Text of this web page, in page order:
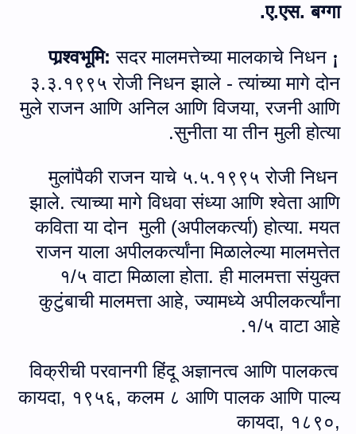
ए.एस. बग्गा.
¡
सदरमालमत्तेच्‍या मालकाचे निधन
३.३.१९९५ रोजी निधन झाले - त्यांच्या मागे दोन
मुले राजन आणि अनिल आणि विजया,रजनी आणि
सुनीता या तीन मुली होत्या.
मुलांपैकी राजन याचे ५.५.१९९५ रोजी निधन
झाले. त्याच्या मागे विधवा संध्या आणि श्वेता आणि
कविता या दोन मुली (अपीलकर्त्या) होत्या. मयत
राजन याला अपीलकर्त्यांना मिळालेल्या मालमत्तेत
१/५ वाटा मिळाला होता. ही मालमत्ता संयुक्त
कुटुंबाची मालमत्ता आहे, ज्यामध्ये अपीलकर्त्यांना
१/५ वाटा आहे.
विक्रीची परवानगी हिंदू अज्ञानत्‍व आणि पालकत्व
कायदा, १९५६, कलम ८ आणि पालक आणि पाल्‍य
कायदा, १८९०,